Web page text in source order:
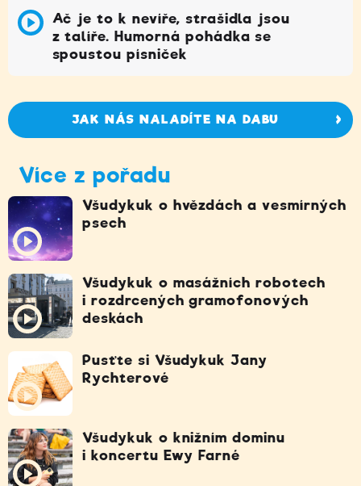
Ač je to k nevíře, strašidla jsou
z talíře. Humorná pohádka se
spoustou písniček
JAK NÁS NALADÍTE NA DABU
Více z pořadu
Všudykuk o hvězdách a vesmírných
psech
Všudykuk o masážních robotech
i rozdrcených gramofonových
deskách
Pusťte si Všudykuk Jany
Rychterové
Všudykuk o knižním dominu
i koncertu Ewy Farné